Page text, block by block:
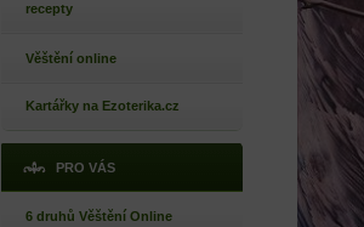
recepty
Věštění online
Kartářky na Ezoterika.cz
PRO VÁS
6 druhů Věštění Online